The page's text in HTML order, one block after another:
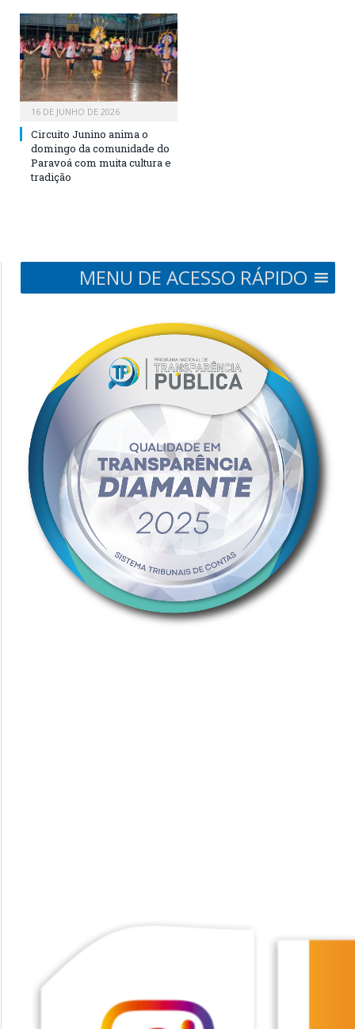
16 DE JUNHO DE 2026
Circuito Junino anima o
domingo da comunidade do
Paravoá com muita cultura e
tradição
MENU DE ACESSO RÁPIDO